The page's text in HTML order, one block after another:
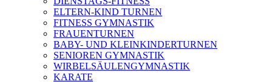
ELTERN-KIND TURNEN
FITNESS GYMNASTIK
FRAUENTURNEN
BABY- UND KLEINKINDERTURNEN
SENIOREN GYMNASTIK
WIRBELSÄULENGYMNASTIK
KARATE